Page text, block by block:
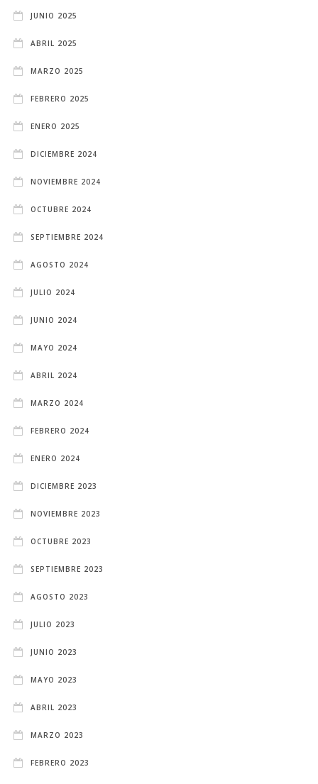
JUNIO 2025
ABRIL 2025
MARZO 2025
FEBRERO 2025
ENERO 2025
DICIEMBRE 2024
NOVIEMBRE 2024
OCTUBRE 2024
SEPTIEMBRE 2024
AGOSTO 2024
JULIO 2024
JUNIO 2024
MAYO 2024
ABRIL 2024
MARZO 2024
FEBRERO 2024
ENERO 2024
DICIEMBRE 2023
NOVIEMBRE 2023
OCTUBRE 2023
SEPTIEMBRE 2023
AGOSTO 2023
JULIO 2023
JUNIO 2023
MAYO 2023
ABRIL 2023
MARZO 2023
FEBRERO 2023